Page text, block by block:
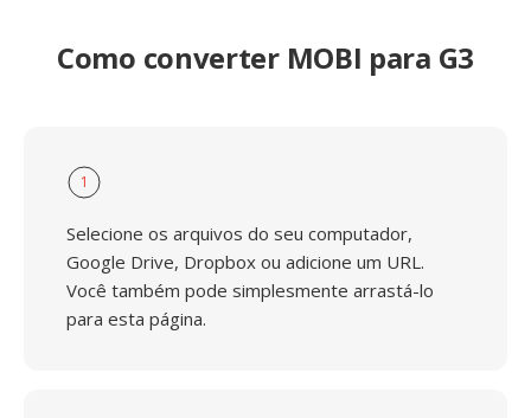
Como converter MOBI para G3
1
Selecione os arquivos do seu computador,
Google Drive, Dropbox ou adicione um URL.
Você também pode simplesmente arrastá-lo
para esta página.